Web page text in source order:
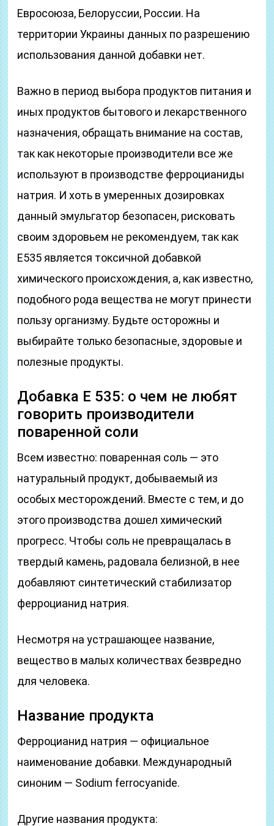
Евросоюза, Белоруссии, России. На
территории Украины данных по разрешению
использования данной добавки нет.
Важно в период выбора продуктов питания и
иных продуктов бытового и лекарственного
назначения, обращать внимание на состав,
так как некоторые производители все же
используют в производстве ферроцианиды
натрия. И хоть в умеренных дозировках
данный эмульгатор безопасен, рисковать
своим здоровьем не рекомендуем, так как
Е535 является токсичной добавкой
химического происхождения, а, как известно,
подобного рода вещества не могут принести
пользу организму. Будьте осторожны и
выбирайте только безопасные, здоровые и
полезные продукты.
Добавка Е 535: о чем не любят
говорить производители
поваренной соли
Всем известно: поваренная соль — это
натуральный продукт, добываемый из
особых месторождений. Вместе с тем, и до
этого производства дошел химический
прогресс. Чтобы соль не превращалась в
твердый камень, радовала белизной, в нее
добавляют синтетический стабилизатор
ферроцианид натрия.
Несмотря на устрашающее название,
вещество в малых количествах безвредно
для человека.
Название продукта
Ферроцианид натрия — официальное
наименование добавки. Международный
синоним — Sodium ferrocyanide.
Другие названия продукта: